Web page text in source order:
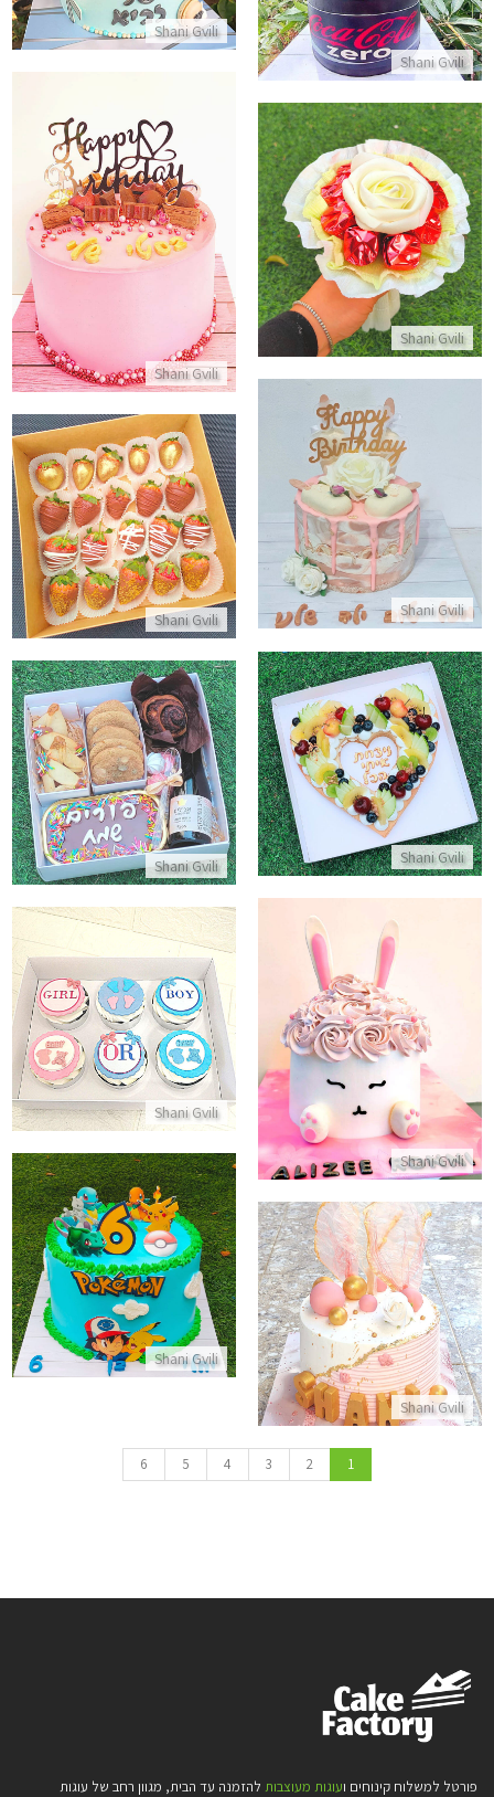
Shani Gvili
Shani Gvili
Shani Gvili
עוגת יום הולדת לבסטי
התקשר/י
Shani Gvili
מארז שוקולדים לחג
התקשר/י
Shani Gvili
עוגת מוסים עם מגנומים ליום הולדת
התקשר/י
Shani Gvili
מארז עידוד לבידוד פירות
התקשר/י
Shani Gvili
עוגת מספרים בצורת לב
התקשר/י
Shani Gvili
מארז משלוח מנות לפורים
התקשר/י
Shani Gvili
עוגת זילוף ארנב מעוצבת
התקשר/י
Shani Gvili
קאפקייקס לגילוי מין העובר
התקשר/י
Shani Gvili
עוגת יום הולדת פוקימון
התקשר/י
Shani Gvili
עוגה מעוצבת לאשה
התקשר/י
1
2
3
4
5
6
פורטל למשלוח קינוחים ועוגות מעוצבות להזמנה עד הבית, מגוון רחב של עוגות